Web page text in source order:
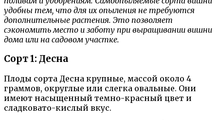
удобны тем, что для их опыления не требуются
дополнительные растения. Это позволяет
сэкономить место и заботу при выращивании вишни
дома или на садовом участке.
Сорт 1: Десна
Плоды сорта Десна крупные, массой около 4
граммов, округлые или слегка овальные. Они
имеют насыщенный темно-красный цвет и
сладковато-кислый вкус.